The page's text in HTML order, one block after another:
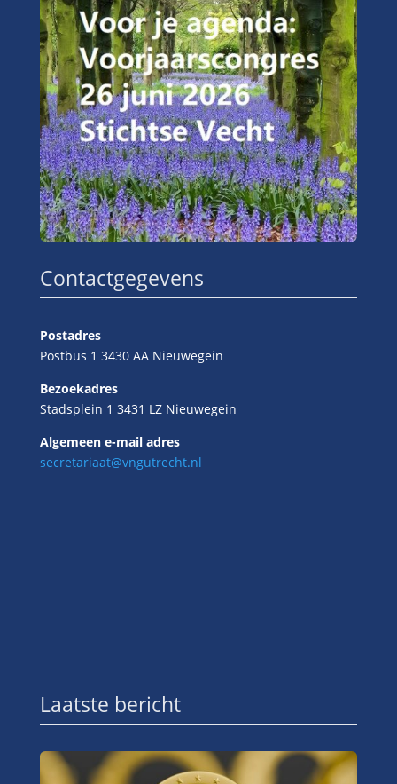
Contactgegevens
Postadres
Postbus 1 3430 AA Nieuwegein
Bezoekadres
Stadsplein 1 3431 LZ Nieuwegein
Algemeen e-mail adres
secretariaat@vngutrecht.nl
Laatste bericht